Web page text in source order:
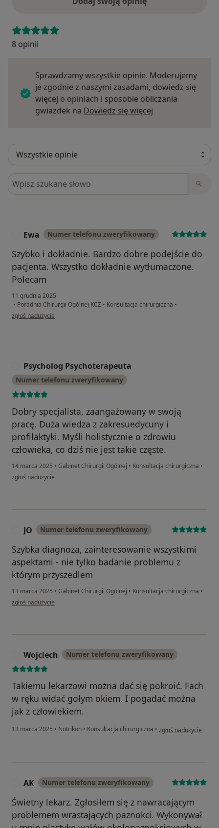
8 opinii
Sprawdzamy wszystkie opinie. Moderujemy
je zgodnie z naszymi zasadami, dowiedz się
więcej o opiniach i sposobie obliczania
gwiazdek na Dowiedz się więcej
Szukaj w opiniach
Ewa Numer telefonu zweryfikowany
Szybko i dokładnie. Bardzo dobre podejście do
pacjenta. Wszystko dokładnie wytłumaczone.
Polecam
11 grudnia 2025
• Poradnia Chirurgii Ogólnej KCZ • Konsultacja chirurgiczna •
w opinii użytkownika Ewa
zgłoś nadużycie
Psycholog Psychoterapeuta
Numer telefonu zweryfikowany
Dobry specjalista, zaangażowany w swoją
pracę. Duża wiedza z zakresuedycuny i
profilaktyki. Myśli holistycznie o zdrowiu
człowieka, co dziś nie jest takie częste.
14 marca 2025 • Gabinet Chirurgii Ogólnej • Konsultacja chirurgiczna •
w opinii użytkownika Psycholog Psychoterapeuta
zgłoś nadużycie
JO Numer telefonu zweryfikowany
Szybka diagnoza, zainteresowanie wszystkimi
aspektami - nie tylko badanie problemu z
którym przyszedlem
13 marca 2025 • Gabinet Chirurgii Ogólnej • Konsultacja chirurgiczna •
w opinii użytkownika JO
zgłoś nadużycie
Wojciech Numer telefonu zweryfikowany
Takiemu lekarzowi można dać się pokroić. Fach
w ręku widać gołym okiem. I pogadać można
jak z człowiekiem.
13 marca 2025 • Nutrikon • Konsultacja chirurgiczna • w opinii użytkownika
zgłoś nadużycie
AK Numer telefonu zweryfikowany
Świetny lekarz. Zgłosiłem się z nawracającym
problemem wrastających paznokci. Wykonywał